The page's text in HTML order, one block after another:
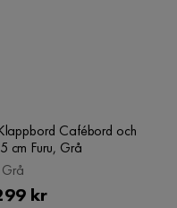
Cafébord och
cm Furu, Grå
Grå
Priskr